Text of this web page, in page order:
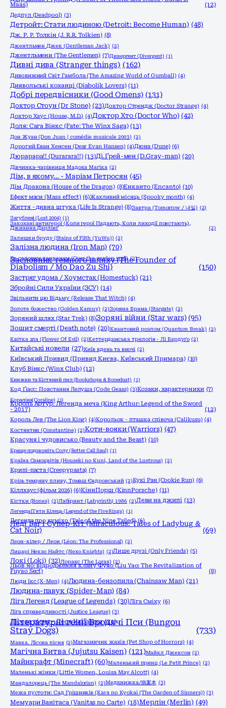
Maas) (12)
Дедпул (Deadpool) (3)
Детройт: Стати людиною (Detroit: Become Human) (48)
Дж. Р. Р. Толкін (J. R.R. Tolkien) (8)
Джентльмен Джек (Gentleman Jack) (2)
Джентльмени (The Gentlemen) (7)Дивергент (Divergent) (1)
Дивні дива (Stranger things) (162)
Дивовижний Світ Гамбола (The Amazing World of Gumball) (4)
Диявольські коханці (Diabolik Lovers) (11)
Добрі передвісники (Good Omens) (131)
Доктор Стоун (Dr Stone) (23)Доктор Стрендж (Doctor Strange) (4)
Доктор Хаус (House, M.D.) (4)Доктор Хто (Doctor Who) (42)
Доля: Сага Вінкс (Fate: The Winx Saga) (13)
Дон Жуан (Don Juan | comédie musicale 2003) (2)
Дорогий Еван Хенсен (Dear Evan Hansen) (4)Дюна (Dune) (6)
Дюрарара!! (Durarara!!) (13)Ді.Ґрей-мен (D.Gray-man) (20)
Дівчинка-чарівниця Мадока Магіка (2)
Дім, в якому… - Маріам Петросян (45)
Дім Дракона (House of the Dragon) (8)Енканто (Encanto) (10)
Ефект маси (Mass effect) (6)Жахливий місяць (Spooky month) (4)
Життя - дивна штука (Life Is Strange) (8)Завтра (Tomorrow / 내일) (2)
Загублені (Lost 2004) (1)
Закохані антигерої (Коли герої Падають, Коли лиходії повстають),
Джианна Дарлінґ
(2)
Залишки бруду (Stains of Filth (YuWu)) (2)
Залізна людина (Iron Man) (70)
За садовим парканом (Over the garden wall) (2)
Засновник темного шляху (The Founder of
Diabolism / Mo Dao Zu Shi) (150)
Застряг удома / Хоумстак (Homestuck) (21)
Збройні Сили України (ЗСУ) (14)
Звільнити цю Відьму (Release That Witch) (4)
Золоте божество (Golden Kamuy) (2)Зоряна Брама (Stargate) (2)
Зоряний шлях (Star Trek) (8)Зоряні війни (Star wars) (95)
Зошит смерті (Death note) (20)Квантовий розлом (Quantum Break) (2)
Квітка зла (Flower Of Evil) (2)Кеттердамська трилогія - Лі Бардуґо (2)
Китайські новели (27)Київ вдень та вночі (2)
Київський Привид (Привид Києва, Київський Примара) (10)
Клуб Вінкс (Winx Club) (12)
Книжки та Кістяний пил (Bookshops & Bonedust) (1)
Код Ґіасс: Повстання Лелуша (Code Geass) (3)Козаки, характерники (7)
Кораліна(Coraline) (1)
Король Артур: Легенда меча (King Arthur: Legend of the Sword
- 2017) (12)
Король Лев (The Lion King) (4)Корольок - пташка співоча (Calikusu) (4)
Костянтин (Constantine) (2)Коти-вояки (Warriors) (47)
Красуня і чудовисько (Beauty and the Beast) (10)
Краще подзвоніть Солу (Better Call Saul) (1)
Країна Самоцвітів (Houseki no Kuni, Land of the Lustrous) (2)
Крипі-паста (Creepypasta) (7)
Крізь темряву пливу, Томаш Єндровський (2)Кукі Ран (Cookie Run) (6)
Кіллхаус (фільм 2026) (6)КіннПорш (KinnPorsche) (11)
Кістки (Bones) (2)Лабіринт (Labyrinth) 1986 (2)Леви на джипі (13)
Легенда П'яти Кілець (Legend of the Five Rings) (1)
Легенда про куміхо (Tale of the Nine Tailed) (6)
Леді Баг і Супер-Кіт (Miraculous: Tales of Ladybug &
Cat Noir)
(69)
Леон-кілер / Леон (Léon: The Professional) (2)
Лицарі Некзо Найтс (Nexo Knights) (2)Лише друзі (Only Friends) (5)
Локі (Loki) (32)Лоракс (The Lorax) (2)
Льов Яо: відродження клану Фуяо (Liu Yao: The Revitalization of
Fuyao Sect)
(8)
Люди Ікс (X-Men) (4)Людина-бензопила (Chainsaw Man) (21)
Людина-павук (Spider-Man) (84)
Ліга Легенд (League of Legends) (30)Ліга Сміху (6)
Ліга справедливості (Justice League) (3)
Лісова пісня - Леся Українка (21)
Літературні генії Бродячі Пси (Bungou
Stray Dogs)
(733)
Мавка. Лісова пісня (2)Магазинчик жахів (Pet Shop of Horrors) (4)
Магічна Битва (Jujutsu Kaisen) (121)Майкл Джексон (2)
Майнкрафт (Minecraft) (60)Маленький принц (Le Petit Prince) (2)
Маленькі жінки (Little Women, Louisa May Alcott) (4)
Мандалорець (The Mandalorian) (2)Медкнижка/病案本 (3)
Межа пустоти: Сад Грішників (Kara no Kyokai (The Garden of Sinners)) (3)
Мемуари Ванітаса (Vanitas no Carte) (18)Мерлін (Merlin) (49)